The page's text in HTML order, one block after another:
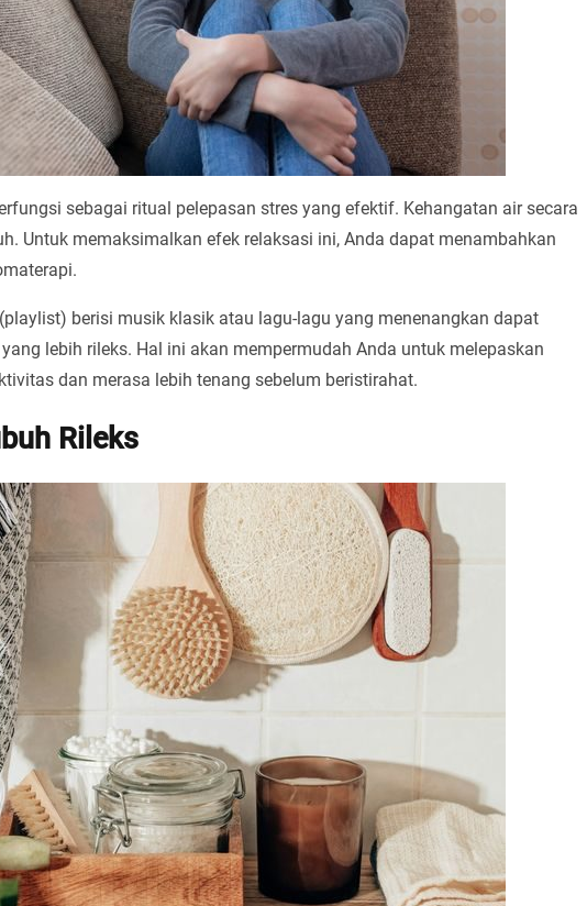
sebagai ritual pelepasan stres yang efektif. Kehangatan air secara
Untuk memaksimalkan efek relaksasi ini, Anda dapat menambahkan
berisi musik klasik atau lagu-lagu yang menenangkan dapat
lebih rileks. Hal ini akan mempermudah Anda untuk melepaskan
dan merasa lebih tenang sebelum beristirahat.
Rileks